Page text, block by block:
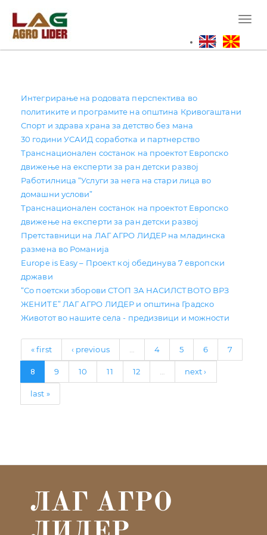
main
content
Интегрирање на родовата перспектива во
политиките и програмите на општина Кривогаштани
Спорт и здрава храна за детство без мана
30 години УСАИД соработка и партнерство
Транснационален состанок на проектот Европско
движење на експерти за ран детски развој
Работилница “Услуги за нега на стари лица во
домашни услови”
Транснационален состанок на проектот Европско
движење на експерти за ран детски развој
Претставници на ЛАГ АГРО ЛИДЕР на младинска
размена во Романија
Europe is Easy – Проект кој обединува 7 европски
држави
“Со поетски зборови СТОП ЗА НАСИЛСТВОТО ВРЗ
ЖЕНИТЕ” ЛАГ АГРО ЛИДЕР и општина Градско
Животот во нашите села - предизвици и можности
« first ‹ previous … 4 5 6 7
8 9 10 11 12 … next ›
last »
ЛАГ АГРО